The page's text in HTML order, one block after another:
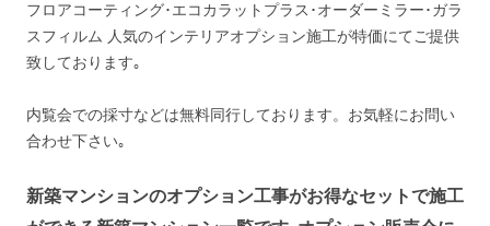
フロアコーティング･エコカラットプラス･オーダーミラー･ガラ
スフィルム 人気のインテリアオプション施工が特価にてご提供
致しております｡
内覧会での採寸などは無料同行しております。お気軽にお問い
合わせ下さい｡
新築マンションのオプション工事がお得なセットで施工